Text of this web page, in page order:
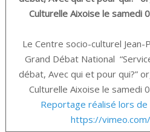
Culturelle Aixoise le samedi
Le Centre socio-culturel Jean-
Grand Débat National
débat, Avec qui et pour qui?”
Culturelle Aixoise le samedi
Reportage réalisé lors de
https://